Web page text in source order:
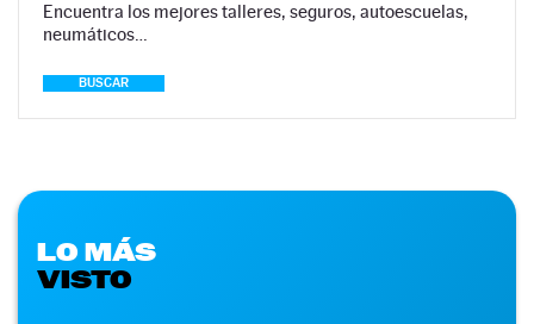
Encuentra los mejores talleres, seguros, autoescuelas,
neumáticos…
BUSCAR
LO MÁS
VISTO